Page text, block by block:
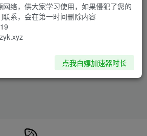
络，供大家学习使用，如果侵犯了您的
系，会在第一时间删除内容
点我白嫖加速器时长